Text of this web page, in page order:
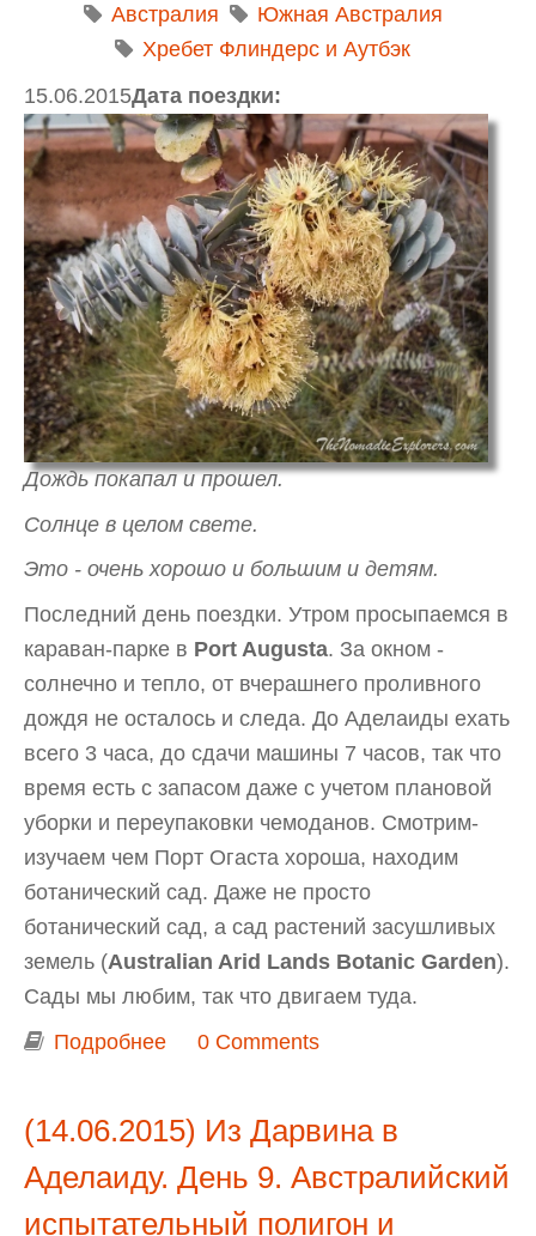
Австралия
Южная Австралия
Хребет Флиндерс и Аутбэк
Дата поездки:
15.06.2015
Дождь покапал и прошел.
Солнце в целом свете.
Это - очень хорошо и большим и детям.
Последний день поездки. Утром просыпаемся в
караван-парке в Port Augusta. За окном -
солнечно и тепло, от вчерашнего проливного
дождя не осталось и следа. До Аделаиды ехать
всего 3 часа, до сдачи машины 7 часов, так что
время есть с запасом даже с учетом плановой
уборки и переупаковки чемоданов. Смотрим-
изучаем чем Порт Огаста хороша, находим
ботанический сад. Даже не просто
ботанический сад, а сад растений засушливых
земель (Australian Arid Lands Botanic Garden).
Сады мы любим, так что двигаем туда.
Подробнее о Из Дарвина в Аделаиду. День 10.
0 Comments
(14.06.2015) Из Дарвина в
Аделаиду. День 9. Австралийский
испытательный полигон и